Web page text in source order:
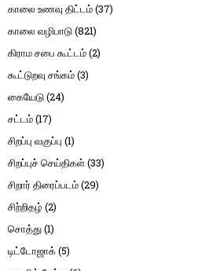
காலை உணவு திட்டம்(37)
காலை வழிபாடு(821)
கிராம சபை கூட்டம்(2)
கூட்டுறவு சங்கம்(3)
கையேடு(24)
சட்டம்(17)
சிறப்பு வகுப்பு (1)
சிறப்புச் செய்திகள்(33)
சிறார் திரைப்படம்(29)
சிற்றிதழ் (2)
சொத்து(1)
டிட்டோஜாக்(5)